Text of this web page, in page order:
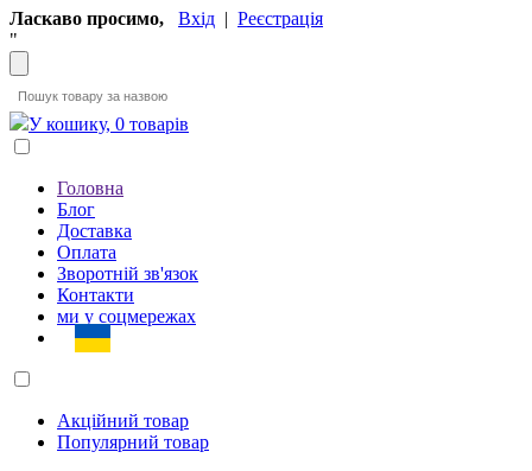
Ласкаво просимо, Вхід | Реєстрація
"
У кошику, 0 товарів
Головна
Блог
Доставка
Оплата
Зворотній зв'язок
Контакти
ми у соцмережах
Акційний товар
Популярний товар